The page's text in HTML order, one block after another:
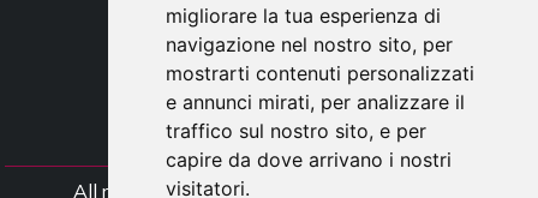
migliorare la tua esperienza di
navigazione nel nostro sito, per
mostrarti contenuti personalizzati
e annunci mirati, per analizzare il
traffico sul nostro sito, e per
capire da dove arrivano i nostri
visitatori.
REGISTRATI
ACCEDI
CARRELLO
All rights Styliafoe s.r.l. © 2025 - Partiva IVA